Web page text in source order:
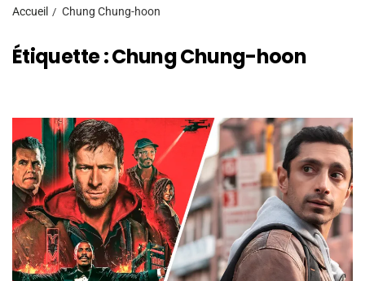
Accueil Chung Chung-hoon
Étiquette :Chung Chung-hoon